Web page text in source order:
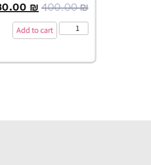
400.00₪
₪
Add to cart